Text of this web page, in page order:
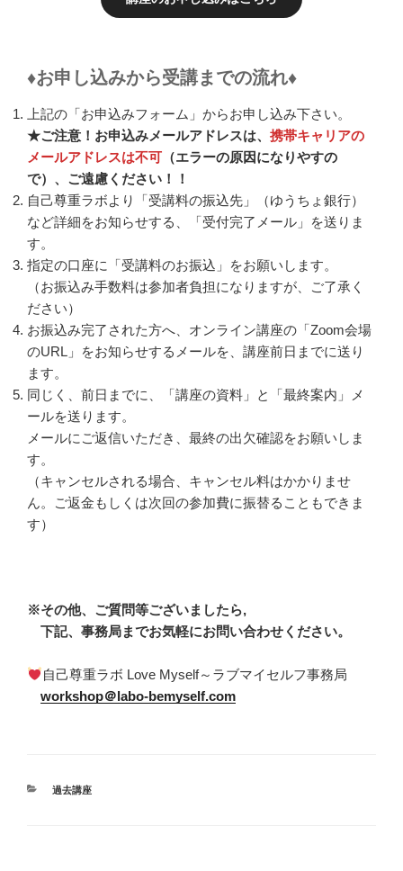
♦お申し込みから受講までの流れ♦
上記の「お申込みフォーム」からお申し込み下さい。
★ご注意！お申込みメールアドレスは、 携帯キャリアの
メールアドレスは不可 （エラーの原因になりやすの
で）、ご遠慮ください！！
自己尊重ラボより「受講料の振込先」（ゆうちょ銀行）
など詳細をお知らせする、「受付完了メール」を送りま
す。
指定の口座に「受講料のお振込」をお願いします。
（お振込み手数料は参加者負担になりますが、ご了承く
ださい）
お振込み完了された方へ、オンライン講座の「Zoom会場
のURL」をお知らせするメールを、講座前日までに送り
ます。
同じく、前日までに、「講座の資料」と「最終案内」メ
ールを送ります。
メールにご返信いただき、最終の出欠確認をお願いしま
す。
（キャンセルされる場合、キャンセル料はかかりませ
ん。ご返金もしくは次回の参加費に振替ることもできま
す）
※その他、ご質問等ございましたら,
下記、事務局までお気軽にお問い合わせください。
自己尊重ラボ Love Myself～ラブマイセルフ事務局
workshop＠labo-bemyself.com
カ
過去講座